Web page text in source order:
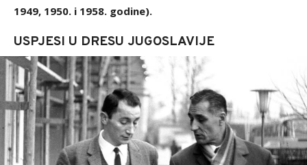
1949, 1950. i 1958. godine).
USPJESI U DRESU JUGOSLAVIJE